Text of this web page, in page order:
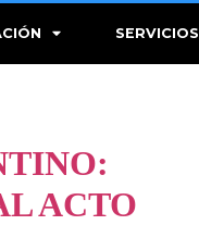
SERVICIOS
ACTO